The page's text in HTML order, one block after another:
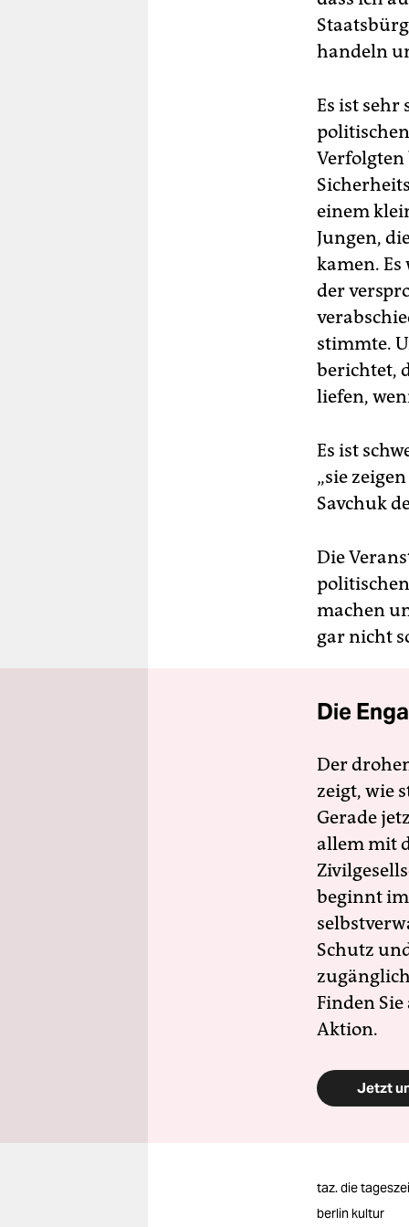
handeln
Es ist sehr
Verfolgten
einem
Jungen,
kamen.
der
stimmte.
berichtet,
liefen,
Es ist
„sie
Savchuk
Die
machen
gar nicht
Die
Der
zeigt, wie
Gerade
allem mit
beginnt
Schutz
Finden
Aktion.
Jetzt
taz. die
berlin kultur